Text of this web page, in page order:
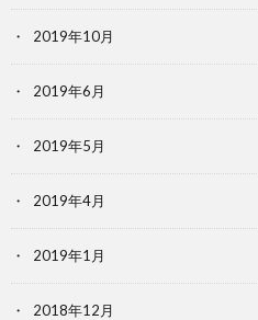
2019年10月
2019年6月
2019年5月
2019年4月
2019年1月
2018年12月